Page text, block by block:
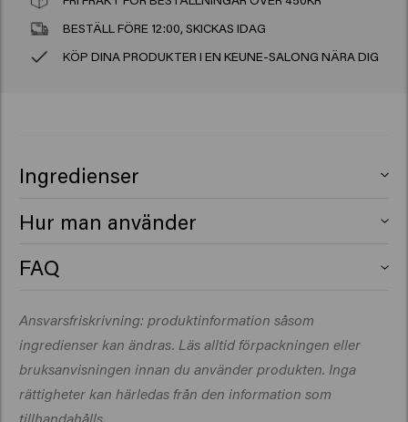
BESTÄLL FÖRE 12:00, SKICKAS IDAG
KÖP DINA PRODUKTER I EN KEUNE-SALONG NÄRA DIG
Ingredienser
Cocamidopropyl Betaine, Kaolin, Sodium Chloride,
Hydrogenated Glyceryl Palmate, PEG-40 Hydrogenated
Sodium Benzoate, PEG-7 Glyceryl Cocoate,
Hydroxypropyl Guar, Dipropylene Glycol, Glyceryl
Laurate, Salicylic Acid, Hydrolyzed Rice Protein,
Propylene Glycol, Silicone Quaternium-18, Potassium
Laureth-4 Carboxylate, Glycerin, Trideceth-12,
Hur man använder
behov.
FAQ
What does volumizing shampoo do to
your hair?
A volumizing shampoo makes hair feel lighter, gives it a
lift at the roots, makes it look fuller and thicker, and
gives it more bounce.
Ansvarsfriskrivning: produktinformation såsom
ingredienser kan ändras. Läs alltid förpackningen eller
bruksanvisningen innan du använder produkten. Inga
rättigheter kan härledas från den information som
tillhandahålls.